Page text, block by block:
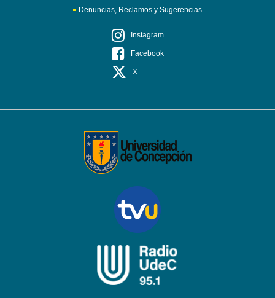
Denuncias, Reclamos y Sugerencias
Instagram
Facebook
X